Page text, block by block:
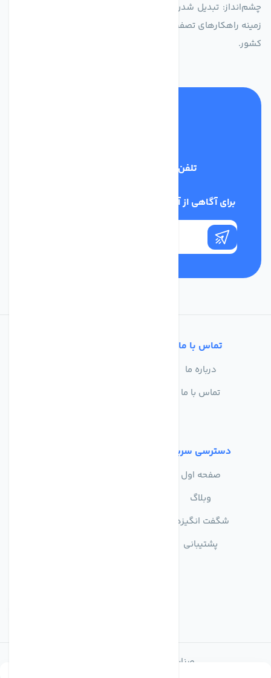
چشم‌انداز: تبدیل شدن به انتخاب اول صنایع و مصرف‌کنندگان در
زمینه راهکارهای تصفیه آب و ایفای نقشی کلیدی در حفظ منابع آبی
کشور.
تلفن پشتیبانی
برای آگاهی از آخرین اخبار در خبرنامه ما عضو شوید
تماس با ما
درباره ما
تماس با ما
دسترسی سریع
صفحه اول
وبلاگ
شگفت انگیزها
پشتیبانی
صنایع تولیدی تصفیه آب ماهان